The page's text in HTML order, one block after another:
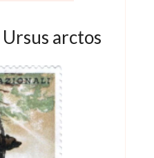
arctos